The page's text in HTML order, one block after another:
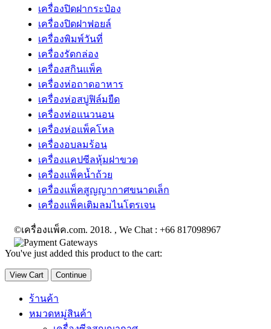
เครื่องปิดฝากระป๋อง
เครื่องปิดฝาฟอยล์
เครื่องพิมพ์วันที่
เครื่องรัดกล่อง
เครื่องสกินแพ็ค
เครื่องห่อถาดอาหาร
เครื่องห่อสบู่ฟิล์มยืด
เครื่องห่อแนวนอน
เครื่องห่อแพ็คโหล
เครื่องอบลมร้อน
เครื่องแคปซีลหุ้มฝาขวด
เครื่องแพ็คน้ำถ้วย
เครื่องแพ็คสูญญากาศขนาดเล็ก
เครื่องแพ็คเติมลมไนโตรเจน
©เครื่องแพ็ค.com. 2018. , We Chat : +66 817098967
You've just added this product to the cart:
View Cart Continue
ร้านค้า
หมวดหมู่สินค้า